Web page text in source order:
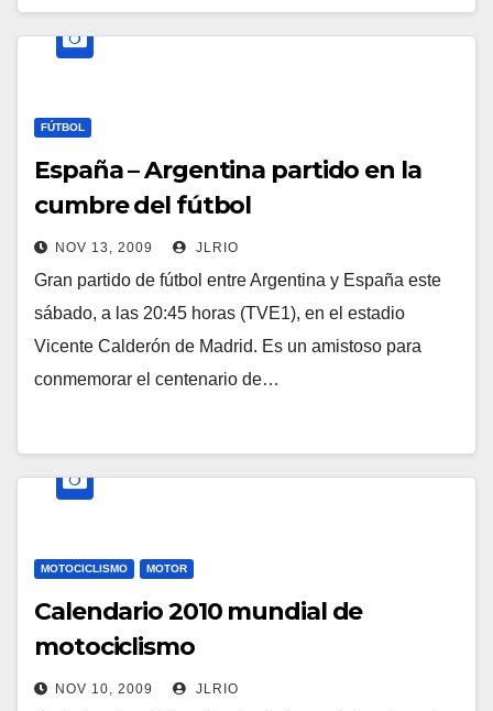
FÚTBOL
España – Argentina partido en la
cumbre del fútbol
NOV 13, 2009 JLRIO
Gran partido de fútbol entre Argentina y España este
sábado, a las 20:45 horas (TVE1), en el estadio
Vicente Calderón de Madrid. Es un amistoso para
conmemorar el centenario de…
MOTOCICLISMO MOTOR
Calendario 2010 mundial de
motociclismo
NOV 10, 2009 JLRIO